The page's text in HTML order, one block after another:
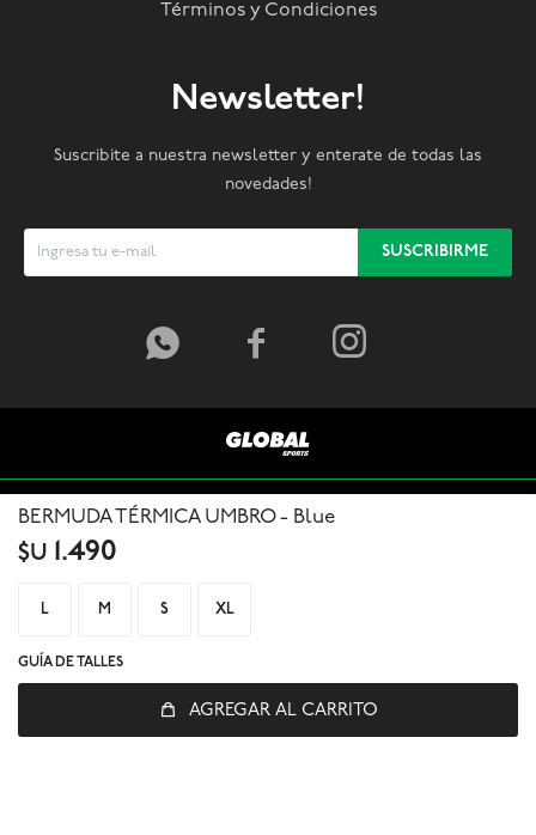
BERMUDA TÉRMICA UMBRO - Blue
$U 1.490
L M S XL
GUÍA DE TALLES
AGREGAR AL CARRITO
Términos y Condiciones
Newsletter!
Suscribite a nuestra newsletter y enterate de todas las
novedades!
SUSCRIBIRME
  
© Copyright 2026 / Global Sports